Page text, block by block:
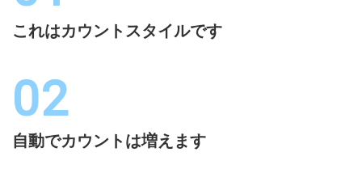
これはカウントスタイルです
自動でカウントは増えます